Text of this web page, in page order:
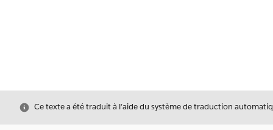
Fermer
Ce texte a été traduit à l’aide du système de traduction